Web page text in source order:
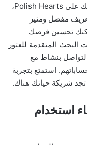
لتحسين فرصك في العثور على شريكة حياتك على Polish Hearts،
مفصل ومثير
تحسين فرصك
البحث المتقدمة للعثور
بنشاط مع
استمتع بتجربة
استخدام